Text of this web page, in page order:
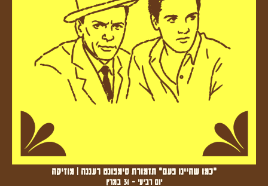
"כמו שהיינו פעם" תזמורת סימפונט רעננה | מוזיקה
יום רביעי - 31 במרץ